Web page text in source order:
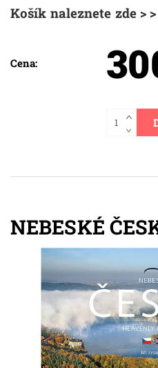
Košík naleznete zde > >
Cena:
NEBESKÉ